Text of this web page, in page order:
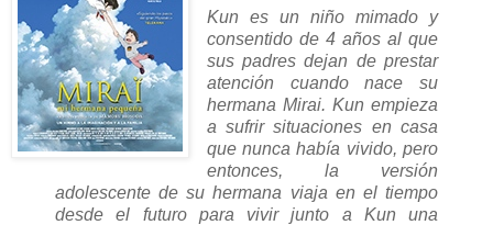
Kun es un niño mimado y
consentido de 4 años al que
sus padres dejan de prestar
atención cuando nace su
hermana Mirai. Kun empieza
a sufrir situaciones en casa
que nunca había vivido, pero
entonces, la versión
adolescente de su hermana viaja en el tiempo
desde el futuro para vivir junto a Kun una